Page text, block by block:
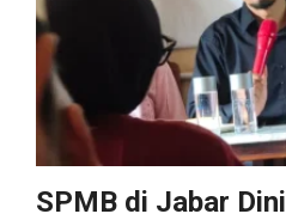
SPMB di Jabar